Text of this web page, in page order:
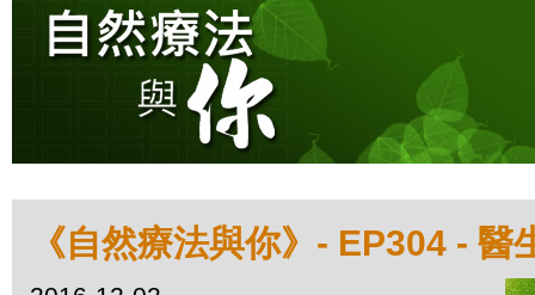
《自然療法與你》- EP304 - 醫